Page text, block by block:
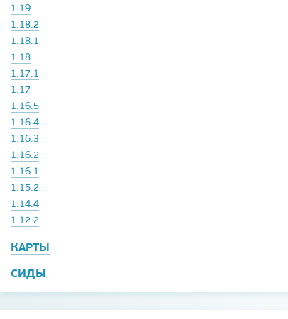
1.19
1.18.2
1.18.1
1.18
1.17.1
1.17
1.16.5
1.16.4
1.16.3
1.16.2
1.16.1
1.15.2
1.14.4
1.12.2
КАРТЫ
СИДЫ